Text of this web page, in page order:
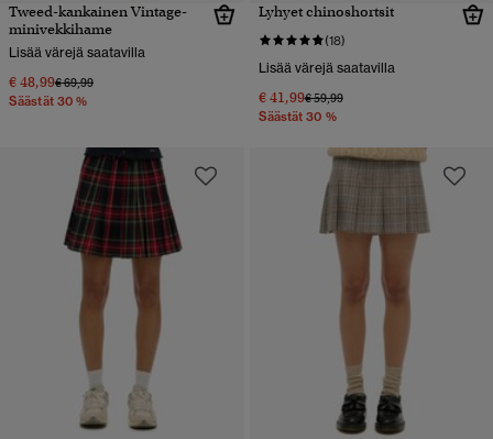
Tweed-kankainen Vintage-
minivekkihame
Lisää värejä saatavilla
€ 48,99Hinta alennettu hinnasta
€ 69,99hintaan
Säästät 30 %
Lyhyet chinoshortsit
(18)
Lisää värejä saatavilla
€ 41,99Hinta alennettu hinnasta
€ 59,99hintaan
Säästät 30 %